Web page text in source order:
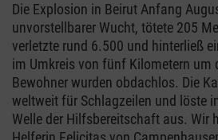
Die Explosion in Beirut Anfang
unvorstellbarer Wucht, tötete 205
verletzte rund 6.500 und hinterließ
im Umkreis von fünf Kilometern um
Bewohner wurden obdachlos. Die
weltweit für Schlagzeilen und löste
Welle der Hilfsbereitschaft aus. Wir